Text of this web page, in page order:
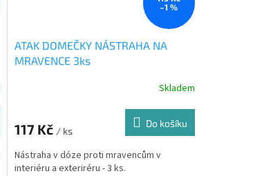
–1 %
ATAK DOMEČKY NÁSTRAHA NA
MRAVENCE 3ks
Skladem
117 Kč / ks
Do košíku
Nástraha v dóze proti mravencům v
interiéru a exteriréru - 3 ks.